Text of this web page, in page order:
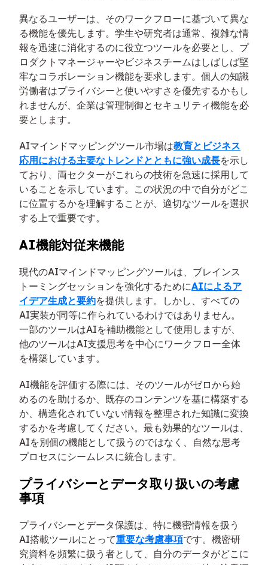
異なるユーザーは、そのワークフローに基づいて異な
る機能を優先します。学生や研究者は通常、複雑な情
報を迅速に消化するのに役立つツールを必要とし、プ
ロダクトマネージャーやビジネスチームはしばしば堅
牢なコラボレーション機能を要求します。個人の知識
労働者はプライバシーと使いやすさを優先するかもし
れませんが、企業は管理制御とセキュリティ機能を必
要とします。
AIマインドマッピングツール市場は教育とビジネス
応用における主要なトレンドとともに強い成長を示し
ており、両セクターがこれらの技術を急速に採用して
いることを示しています。この状況の中で自分がどこ
に位置するかを理解することが、適切なツールを選択
する上で重要です。
AI機能対従来機能
現代のAIマインドマッピングツールは、ブレインス
トーミングセッションを強化するためにAIによるア
イデア生成と要約を提供します。しかし、すべての
AI実装が同等に作られているわけではありません。
一部のツールはAIを補助機能として使用しますが、
他のツールはAI支援思考を中心にワークフロー全体
を構築しています。
AI機能を評価する際には、そのツールがゼロから始
めるのを助けるか、既存のコンテンツを基に構築する
か、構造化されていない情報を整理された知識に変換
するかを考慮してください。最も効果的なツールは、
AIを別個の機能として扱うのではなく、自然な思考
プロセスにシームレスに統合します。
プライバシーとデータ取り扱いの考慮
事項
プライバシーとデータ保護は、特に機密情報を扱う
AI搭載ツールにとって重要な考慮事項です。機密研
究資料を頻繁に扱う者として、自分のデータがどこに